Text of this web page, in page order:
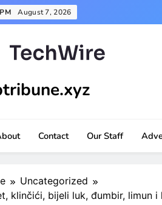
August 7, 2026
Contact Our Staff
Uncategorized
klinčići, bijeli luk, đumbir, limun